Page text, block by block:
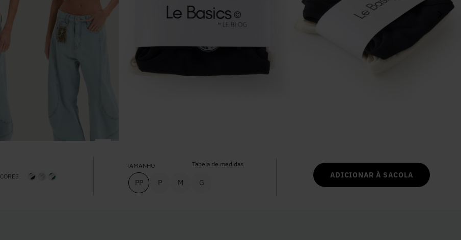
CORES
TAMANHO
PP P M G
Tabela de medidas
ADICIONAR À SACOLA
Calça
Vestido Branco